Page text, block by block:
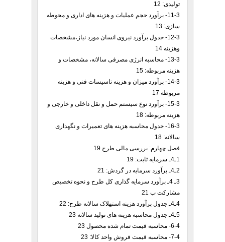
تولیدی: 12
11-3- برآورد حجم عملیات و هزینه های اداری و محوطه
سازی: 13
12-3- جدول برآورد نیروی انسان مورد نیاز،مشخصات
وهزینه 14
13-3- محاسبه انرژی مصرفی سالانه، مشخصات و
هزینه مربوطه: 15
14-3- برآورد میزان و هزینه تاسیسات فنی و هزینه
مربوطه 17
15-3- برآورد نوع سیستم حمل و نقل داخلی و خارجی و
هزینه مربوطه: 18
16-3- جدول محاسبه هزینه های تعمیرات و نگهداری
سالانه: 18
فصل چهارم: بررسی مالی طرح 19
1ـ4ـ سرمایه ثابت: 19
2ـ4ـ برآورد سرمایه در گردش: 21
3ـ 4ـ برآورد سرمایه گذاری کل طرح و نحوه تخصیص
مشارکت ب 21
4ـ4ـ جدول برآورد هزینه استهلاک سالانه طرح: 22
5ـ4ـ جدول محاسبه هزینه های تولید سالانه 23
6-4- محاسبه قیمت تمام شده محصول 23
7-4- محاسبه قیمت فروش واحد کالا: 23